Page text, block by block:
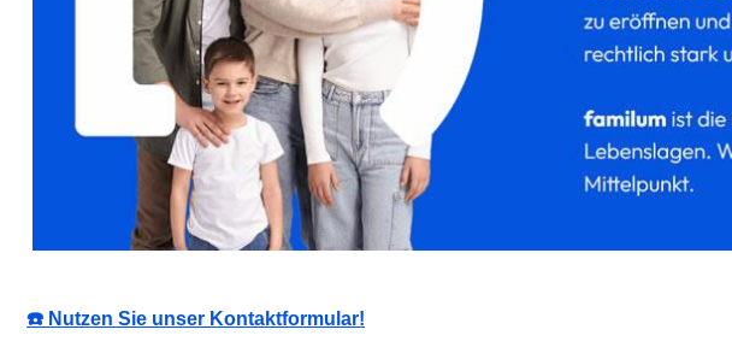
☎️ Nutzen Sie unser Kontaktformular!